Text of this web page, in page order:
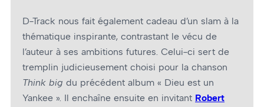
D-Track nous fait également cadeau d’un slam à la
thématique inspirante, contrastant le vécu de
l’auteur à ses ambitions futures. Celui-ci sert de
tremplin judicieusement choisi pour la chanson
Think big du précédent album « Dieu est un
Yankee ». Il enchaîne ensuite en invitant Robert